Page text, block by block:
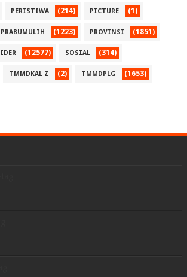
PERISTIWA (214) PICTURE (1)
PRABUMULIH (1223) PROVINSI (1851)
(12577) SOSIAL (314)
TMMDKAL Z (2) TMMDPLG (1653)